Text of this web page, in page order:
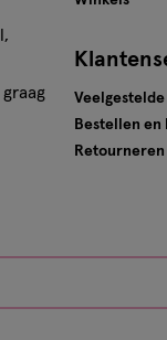
extra zacht, fijn
die
voor kinderen,
van
alleen storend
Voor Kind en
speciale
Veelgestelde
Bestellen en
Retourneren